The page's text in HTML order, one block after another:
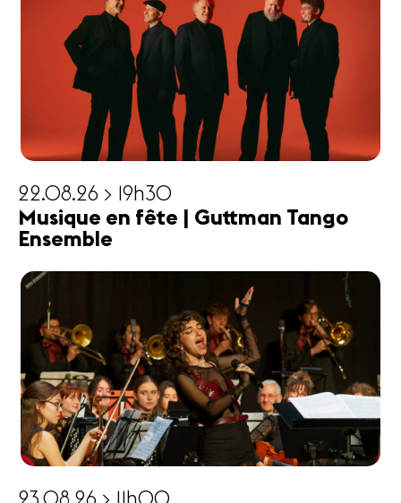
22.08.26 > 19h30
Musique en fête | Guttman Tango
Ensemble